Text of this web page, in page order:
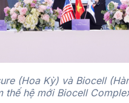
(Hoa Kỳ) và Biocell
thế hệ mới Biocell